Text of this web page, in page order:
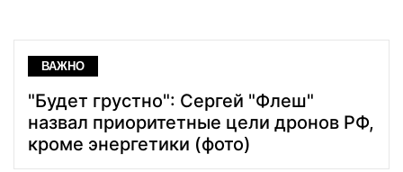
ВАЖНО
"Будет грустно": Сергей "Флеш"
назвал приоритетные цели дронов РФ,
кроме энергетики (фото)